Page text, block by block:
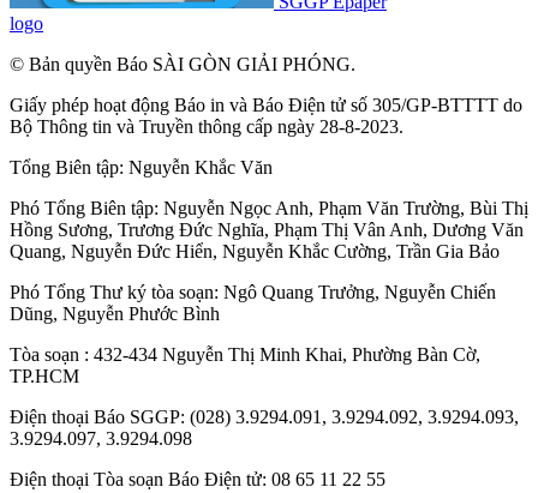
logo
© Bản quyền Báo SÀI GÒN GIẢI PHÓNG.
Giấy phép hoạt động Báo in và Báo Điện tử số 305/GP-BTTTT do
Bộ Thông tin và Truyền thông cấp ngày 28-8-2023.
Tổng Biên tập: Nguyễn Khắc Văn
Phó Tổng Biên tập: Nguyễn Ngọc Anh, Phạm Văn Trường, Bùi Thị
Hồng Sương, Trương Đức Nghĩa, Phạm Thị Vân Anh, Dương Văn
Quang, Nguyễn Đức Hiển, Nguyễn Khắc Cường, Trần Gia Bảo
Phó Tổng Thư ký tòa soạn: Ngô Quang Trưởng, Nguyễn Chiến
Dũng, Nguyễn Phước Bình
Tòa soạn : 432-434 Nguyễn Thị Minh Khai, Phường Bàn Cờ,
TP.HCM
Điện thoại Báo SGGP: (028) 3.9294.091, 3.9294.092, 3.9294.093,
3.9294.097, 3.9294.098
Điện thoại Tòa soạn Báo Điện tử: 08 65 11 22 55